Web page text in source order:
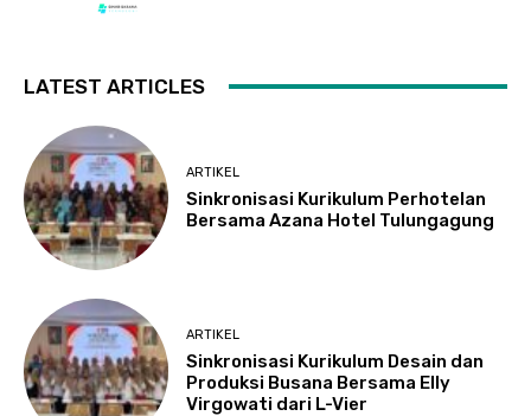
LATEST ARTICLES
ARTIKEL
Sinkronisasi Kurikulum Perhotelan
Bersama Azana Hotel Tulungagung
ARTIKEL
Sinkronisasi Kurikulum Desain dan
Produksi Busana Bersama Elly
Virgowati dari L-Vier